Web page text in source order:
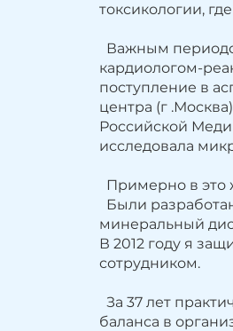
токсикологии,
Важным
кардиологом-
поступление в
центра (г
Российской
исследовала
Примерно в это
Были
минеральный
В 2012 году я
сотрудником.
За 37 лет
баланса в